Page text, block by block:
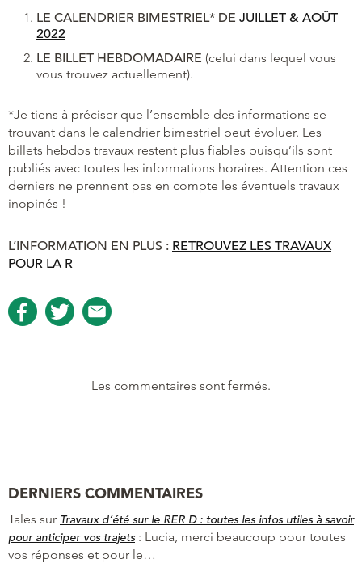
LE CALENDRIER BIMESTRIEL* DE JUILLET & AOÛT
2022
LE BILLET HEBDOMADAIRE (celui dans lequel vous
vous trouvez actuellement).
*Je tiens à préciser que l’ensemble des informations se
trouvant dans le calendrier bimestriel peut évoluer. Les
billets hebdos travaux restent plus fiables puisqu’ils sont
publiés avec toutes les informations horaires. Attention ces
derniers ne prennent pas en compte les éventuels travaux
inopinés !
L’INFORMATION EN PLUS : RETROUVEZ LES TRAVAUX
POUR LA R
Les commentaires sont fermés.
DERNIERS COMMENTAIRES
Tales sur Travaux d’été sur le RER D : toutes les infos utiles à savoir
pour anticiper vos trajets : Lucia, merci beaucoup pour toutes
vos réponses et pour le…